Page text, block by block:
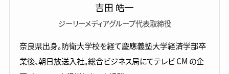
吉田 皓一
ジーリーメディアグループ代表取締役
奈良県出身。防衛大学校を経て慶應義塾大学経済学部卒
業後、朝日放送入社。総合ビジネス局にてテレビ CM の企